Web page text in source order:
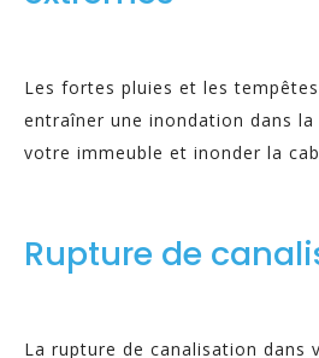
Les fortes pluies et les
entraîner une inondation dans la
votre immeuble et inonder la
Rupture de
La rupture de canalisation dans